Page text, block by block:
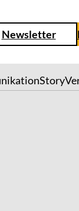
Newsletter
Story